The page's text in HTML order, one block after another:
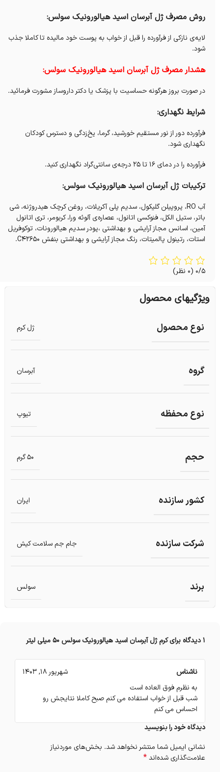
روش مصرف ژل آبرسان اسید هیالورونیک سولس:
لایه‌ی نازکی از فرآورده‌ را قبل از خواب به پوست خود مالیده تا کاملا جذب
شود.
هشدار مصرف ژل آبرسان اسید هیالورونیک سولس:
در صورت بروز هرگونه حساسیت با پزشک یا دکتر داروساز مشورت فرمائید.
شرایط نگهداری:
فرآورده دور از نور مستقیم خورشید، گرما، یخ‌زدگی و دسترس کودکان
نگهداری شود.
فرآورده را در دمای ۱۶ تا ۲۵ درجه‌ی سانتی‌گراد نگهداری کنید.
ترکیبات ژل آبرسان اسید هیالورونیک سولس:
آب RO، پروپیلن گلیکول، سدیم پلی آکریلات، روغن کرچک هیدروژنه، شی
باتر، ستیل الکل، فنوکسی اتانول، عصاره‌ی آلوئه ورا، کربومر، تری اتانول
آمین، اسانس مجاز آرایشی و بهداشتی ،پودر سدیم هیالورونات، توکوفریل
استات، رتینول پالمیتات، رنگ مجاز آرایشی و بهداشتی بنفش C42650.
0/5 (0 نظر)
ویژگیهای محصول
نوع محصول ژل کرم
گروه آبرسان
نوع محفظه تیوپ
حجم 50 گرم
کشور سازنده ایران
شرکت سازنده جام جم سلامت کیش
برند سولس
1 دیدگاه برای کرم ژل آبرسان اسید هیالورونیک سولس 50 میلی‌ لیتر
ناشناس
شهریور 18, 1403
به نظرم فوق العاده است
شب قبل از خواب استفاده می کنم صبح کاملا نتایجش رو
احساس می کنم
دیدگاه خود را بنویسید
نشانی ایمیل شما منتشر نخواهد شد. بخش‌های موردنیاز
علامت‌گذاری شده‌اند*